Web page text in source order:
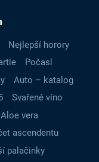
Nejlepší horory
Počasí
Auto – katalog
Svařené víno
Aloe vera
ascendentu
palačinky